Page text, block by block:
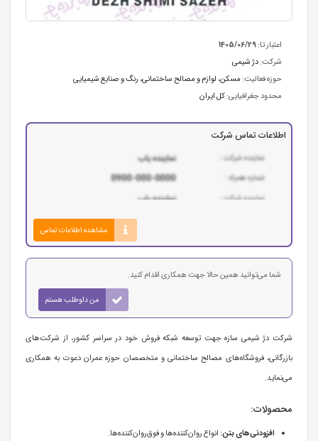
اعتبار تا:1405/06/29
شرکت:دژ شیمی
حوزه فعالیت: مسکن، لوازم و مصالح ساختمانی، رنگ و صنایع شیمیایی
محدود جغرافیایی:کل ایران
اطلاعات تماس شرکت
مشاهده اطلاعات تماس
شما می‌توانید همین حالا جهت همکاری اقدام کنید.
من داوطلب هستم
شرکت دژ شیمی سازه جهت توسعه شبکه فروش خود در سراسر کشور، از شرکت‌های
بازرگانی، فروشگاه‌های مصالح ساختمانی و متخصصان حوزه عمران دعوت به همکاری
می‌نماید.
محصولات:
افزودنی‌های بتن: انواع روان‌کننده‌ها و فوق‌روان‌کننده‌ها.